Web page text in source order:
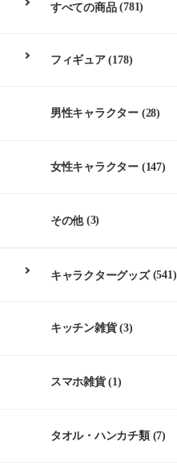
すべての商品(781)
フィギュア(178)
男性キャラクター (28)
女性キャラクター (147)
その他(3)
キャラクターグッズ(541)
キッチン雑貨(3)
スマホ雑貨(1)
タオル・ハンカチ類(7)